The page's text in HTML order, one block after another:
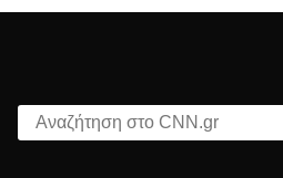
Αναζήτηση στο CNN.gr